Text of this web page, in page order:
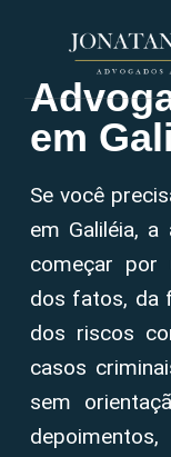
em
Se você
em Galiléia, a
começar por
dos fatos, da
dos riscos
casos
sem